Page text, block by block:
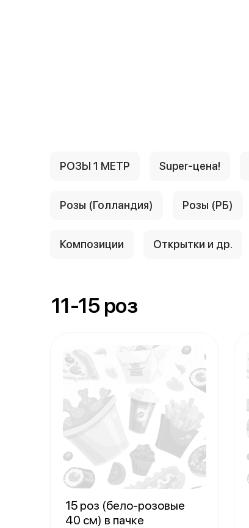
РОЗЫ 1 МЕТР Super-цена!
Розы (Голландия) Розы (РБ)
Композиции Открытки и др.
11-15 роз
15 роз (бело-розовые
40 см) в пачке